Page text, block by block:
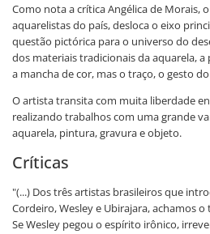
Como nota a crítica Angélica de Morais,
aquarelistas do país, desloca o eixo
questão pictórica para o universo do
dos materiais tradicionais da aquarela,
a mancha de cor, mas o traço, o gesto
O artista transita com muita liberdade
realizando trabalhos com uma grande
aquarela, pintura, gravura e objeto.
Críticas
"(...) Dos três artistas brasileiros que
Cordeiro, Wesley e Ubirajara, achamos
Se Wesley pegou o espírito irônico,